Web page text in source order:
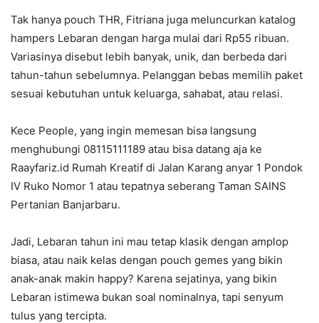
Tak hanya pouch THR, Fitriana juga meluncurkan katalog
hampers Lebaran dengan harga mulai dari Rp55 ribuan.
Variasinya disebut lebih banyak, unik, dan berbeda dari
tahun-tahun sebelumnya. Pelanggan bebas memilih paket
sesuai kebutuhan untuk keluarga, sahabat, atau relasi.
Kece People, yang ingin memesan bisa langsung
menghubungi 08115111189 atau bisa datang aja ke
Raayfariz.id Rumah Kreatif di Jalan Karang anyar 1 Pondok
IV Ruko Nomor 1 atau tepatnya seberang Taman SAINS
Pertanian Banjarbaru.
Jadi, Lebaran tahun ini mau tetap klasik dengan amplop
biasa, atau naik kelas dengan pouch gemes yang bikin
anak-anak makin happy? Karena sejatinya, yang bikin
Lebaran istimewa bukan soal nominalnya, tapi senyum
tulus yang tercipta.